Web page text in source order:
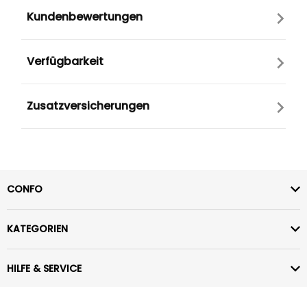
Kundenbewertungen
Verfügbarkeit
Zusatzversicherungen
CONFO
KATEGORIEN
HILFE & SERVICE